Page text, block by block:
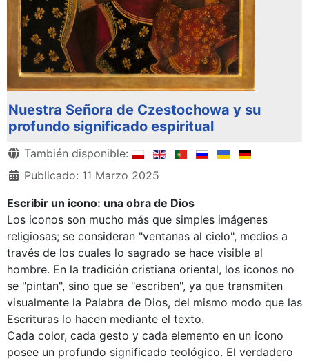
Nuestra Señora de Czestochowa y su
profundo significado espiritual
Detalles
También disponible:
Publicado: 11 Marzo 2025
Escribir un icono: una obra de Dios
Los iconos son mucho más que simples imágenes
religiosas; se consideran "ventanas al cielo", medios a
través de los cuales lo sagrado se hace visible al
hombre. En la tradición cristiana oriental, los iconos no
se "pintan", sino que se "escriben", ya que transmiten
visualmente la Palabra de Dios, del mismo modo que las
Escrituras lo hacen mediante el texto.
Cada color, cada gesto y cada elemento en un icono
posee un profundo significado teológico. El verdadero